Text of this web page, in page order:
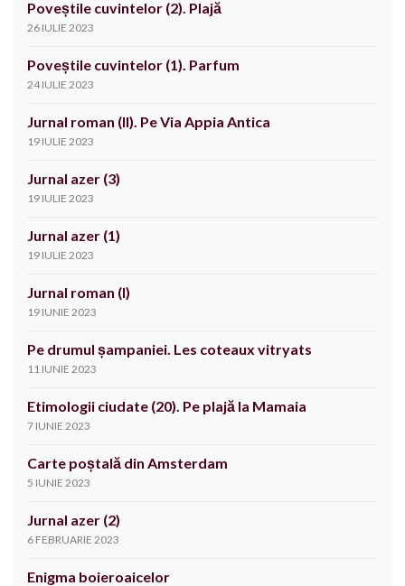
Poveștile cuvintelor (2). Plajă
26 IULIE 2023
Poveștile cuvintelor (1). Parfum
24 IULIE 2023
Jurnal roman (II). Pe Via Appia Antica
19 IULIE 2023
Jurnal azer (3)
19 IULIE 2023
Jurnal azer (1)
19 IULIE 2023
Jurnal roman (I)
19 IUNIE 2023
Pe drumul șampaniei. Les coteaux vitryats
11 IUNIE 2023
Etimologii ciudate (20). Pe plajă la Mamaia
7 IUNIE 2023
Carte poștală din Amsterdam
5 IUNIE 2023
Jurnal azer (2)
6 FEBRUARIE 2023
Enigma boieroaicelor